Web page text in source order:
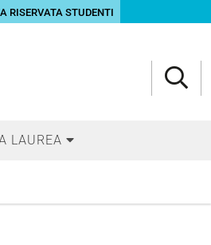
RISERVATA STUDENTI
LAUREA